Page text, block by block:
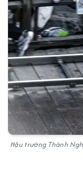
Hậu trường Thành